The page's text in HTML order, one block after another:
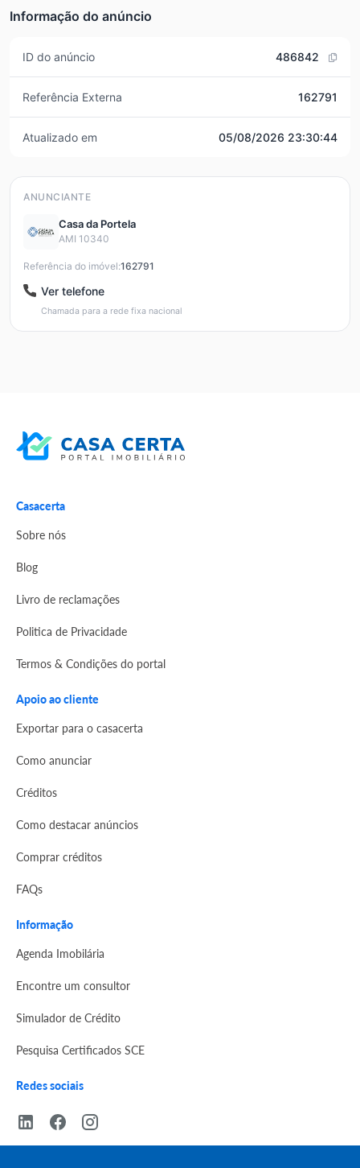
Informação do anúncio
ID do anúncio 486842
Referência Externa 162791
Atualizado em 05/08/2026 23:30:44
ANUNCIANTE
Casa da Portela
AMI 10340
Referência do imóvel:162791
Ver telefone
Chamada para a rede fixa nacional
Casacerta
Sobre nós
Blog
Livro de reclamações
Politica de Privacidade
Termos & Condições do portal
Apoio ao cliente
Exportar para o casacerta
Como anunciar
Créditos
Como destacar anúncios
Comprar créditos
FAQs
Informação
Agenda Imobilária
Encontre um consultor
Simulador de Crédito
Pesquisa Certificados SCE
Redes sociais